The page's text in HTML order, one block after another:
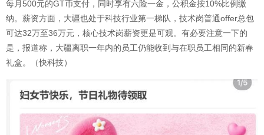
每月500元的GT币支付，同时享有六险一金，公积金按10%比例缴
纳。薪资方面，大疆也处于科技行业第一梯队，技术岗普通offer总包
可达32万至36万元，核心技术岗薪资更是可观。有必要注意一下的
是，报道称，大疆离职一年内的员工仍能收到与在职员工相同的新春
礼盒。（快科技）